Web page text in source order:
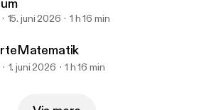
15. juni 2026 1 h 16 min
1. juni 2026 1 h 16 min